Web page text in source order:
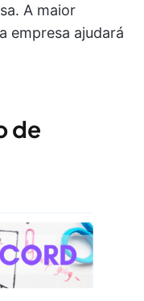
A maior
empresa ajudará
de